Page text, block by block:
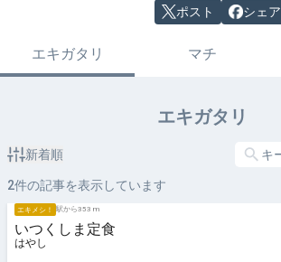
ポスト シェア
エキガタリ マチ
エキガタリ
新着順
2件の記事を表示しています
エキメシ！ 駅から353 m
いつくしま定食
はやし